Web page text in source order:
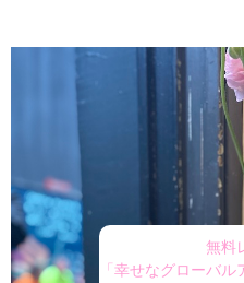
無料
「幸せなグローバル